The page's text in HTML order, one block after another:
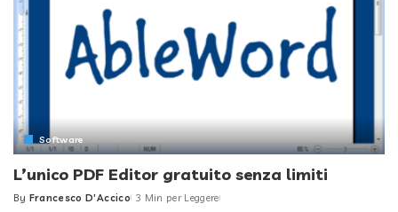
Software
L’unico PDF Editor gratuito senza limiti
Posted
By Francesco D'Accico 3 Min per Leggere